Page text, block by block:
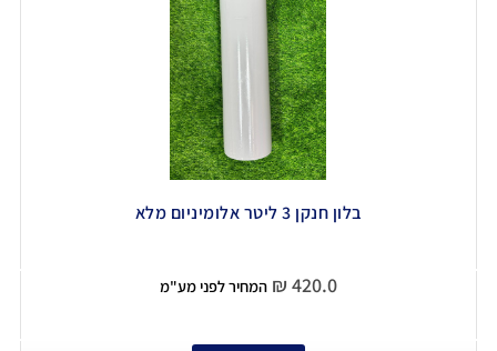
בלון חנקן 3 ליטר אלומיניום מלא
₪ 420.0 המחיר לפני מע"מ